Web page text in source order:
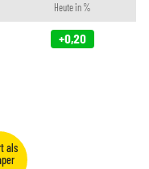
Heute in %
+0,20